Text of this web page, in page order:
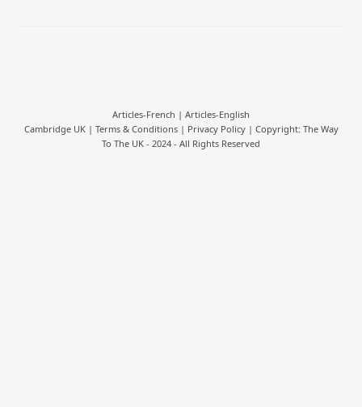
Articles-French | Articles-English
Cambridge UK | Terms & Conditions| Privacy Policy| Copyright: The Way
To The UK - 2024 - All Rights Reserved